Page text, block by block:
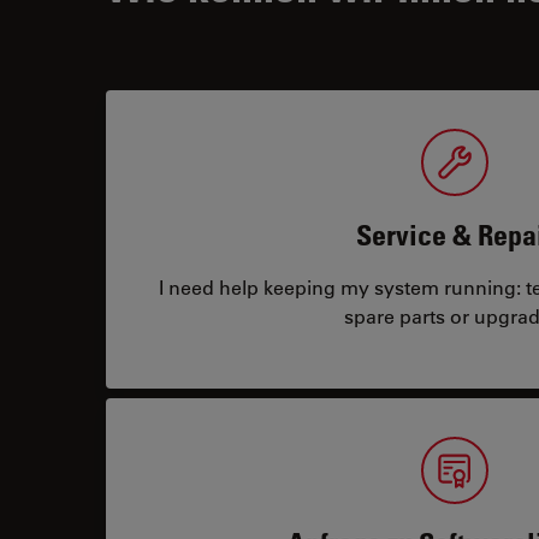
Service &
I need help keeping my system running:
spare parts or